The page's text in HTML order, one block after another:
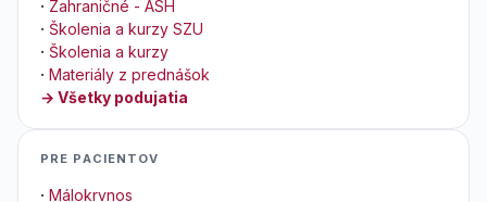
· Zahraničné - ASH
· Školenia a kurzy SZU
· Školenia a kurzy
· Materiály z prednášok
→ Všetky podujatia
PRE PACIENTOV
· Málokrvnos